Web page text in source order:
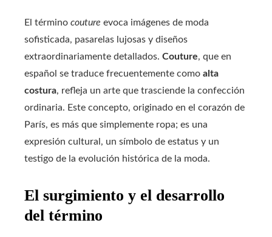
El término couture evoca imágenes de moda
sofisticada, pasarelas lujosas y diseños
extraordinariamente detallados. Couture, que en
español se traduce frecuentemente como alta
costura, refleja un arte que trasciende la confección
ordinaria. Este concepto, originado en el corazón de
París, es más que simplemente ropa; es una
expresión cultural, un símbolo de estatus y un
testigo de la evolución histórica de la moda.
El surgimiento y el desarrollo
del término